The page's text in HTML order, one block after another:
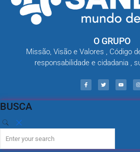
O GRUPO
Missão, Visão e Valores , Código
responsabilidade e cidadania ,
BUSCA